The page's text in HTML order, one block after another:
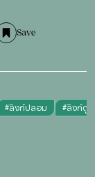
Save
#ลิงก์ปลอม #ลิงก์ดูด